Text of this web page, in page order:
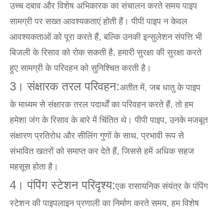
उच्च दबाव और विशेष अभिकारक का संचालन करते समय पाइप
सामग्री पर सख्त आवश्यकताएं होती हैं। पीपी पाइप न केवल
आवश्यकताओं को पूरा करते हैं, बल्कि उनकी इन्सुलेशन संपत्ति भी
बिजली के रिसाव को रोक सकती है, हमारी सुरक्षा की सुरक्षा करते
हुए सामग्री के परिवहन को सुनिश्चित करती है।
3। संक्षारक तरल परिवहन:अतीत में, जब धातु के पाइप
के माध्यम से संक्षारक तरल पदार्थों का परिवहन करते हैं, तो हम
हमेशा जंग के रिसाव के बारे में चिंतित थे। पीपी पाइप, उनके मजबूत
संक्षारण प्रतिरोध और सीलिंग गुणों के साथ, प्रभावी रूप से
संभावित खतरों को समाप्त कर देते हैं, जिससे हमें अधिक सहज
महसूस होता है।
4। पंपिंग स्टेशन परिदृश्य:एक रासायनिक संयंत्र के पंपिंग
स्टेशन की पाइपलाइन प्रणाली का निर्माण करते समय, हम विशेष